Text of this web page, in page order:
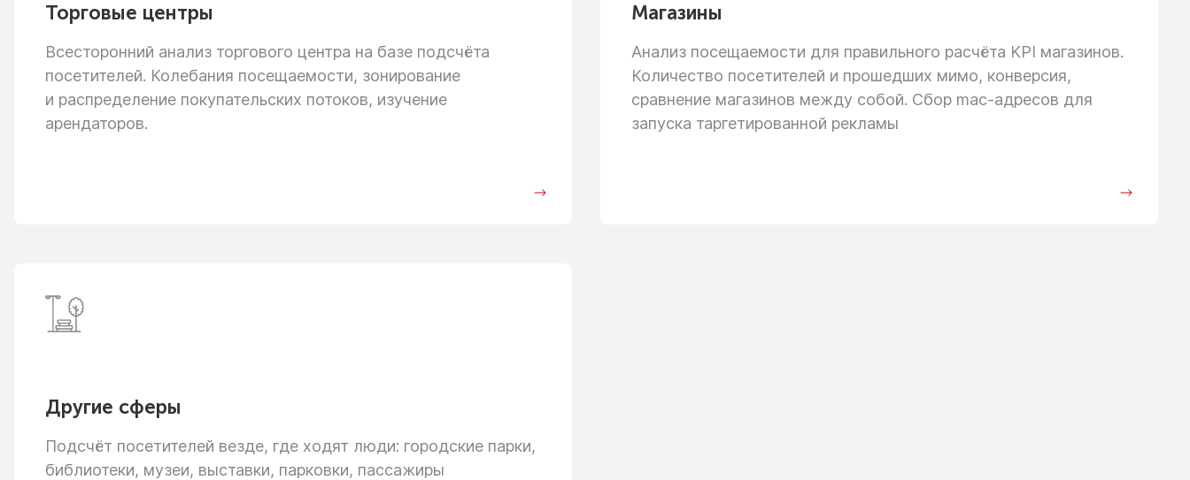
Торговые центры
Всесторонний анализ торгового центра на базе подсчёта
посетителей. Колебания посещаемости, зонирование
и распределение покупательских потоков, изучение
арендаторов.
Магазины
Анализ посещаемости для правильного расчёта KPI магазинов.
Количество посетителей и прошедших мимо, конверсия,
сравнение магазинов между собой. Сбор mac-адресов для
запуска таргетированной рекламы
Другие сферы
Подсчёт посетителей везде, где ходят люди: городские парки,
библиотеки, музеи, выставки, парковки, пассажиры